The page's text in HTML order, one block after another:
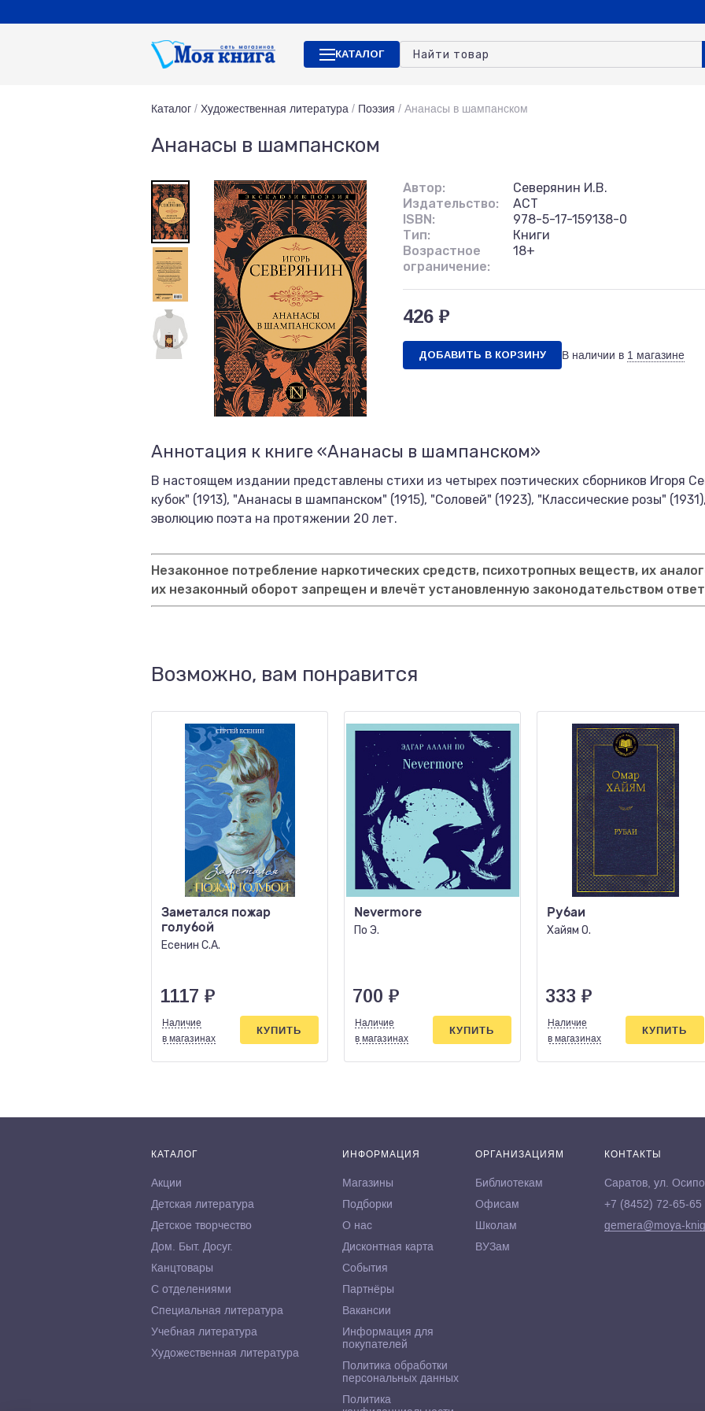
КАТАЛОГ
Каталог / Художественная литература / Поэзия / Ананасы в шампанском
Ананасы в шампанском
Автор:
Северянин И.В.
Издательство:
АСТ
ISBN:
978-5-17-159138-0
Тип:
Книги
Возрастное
ограничение:
18+
426 ₽
ДОБАВИТЬ В КОРЗИНУ В наличии в 1 магазине
Аннотация к книге «Ананасы в шампанском»
В настоящем издании представлены стихи из четырех поэтических сборников Игоря
кубок" (1913), "Ананасы в шампанском" (1915), "Соловей" (1923), "Классические розы"
эволюцию поэта на протяжении 20 лет.
Незаконное потребление наркотических средств, психотропных веществ, их
их незаконный оборот запрещен и влечёт установленную законодательством
Возможно, вам понравится
Заметался пожар
голубой
Есенин С.А.
1117 ₽
Наличие
в магазинах
КУПИТЬ
Nevermore
По Э.
700 ₽
Наличие
в магазинах
КУПИТЬ
Рубаи
Хайям О.
333 ₽
Наличие
в магазинах
КУПИТЬ
КАТАЛОГ
Акции
Детская литература
Детское творчество
Дом. Быт. Досуг.
Канцтовары
С отделениями
Специальная литература
Учебная литература
Художественная литература
ИНФОРМАЦИЯ
Магазины
Подборки
О нас
Дисконтная карта
События
Партнёры
Вакансии
Информация для
покупателей
Политика обработки
персональных данных
Политика
ОРГАНИЗАЦИЯМ
Библиотекам
Офисам
Школам
ВУЗам
КОНТАКТЫ
Саратов, ул.
+7 (8452) 72-65-65
gemera@moya-